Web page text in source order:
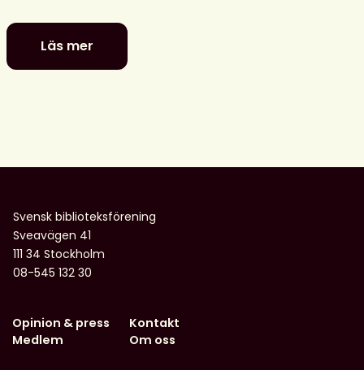
Läs mer
Digitala
dialoger:
–
och
möjligheter
för
biblioteken
Svensk biblioteksförening
Sveavägen 41
111 34 Stockholm
08-545 132 30
Opinion & press
Medlem
Kontakt
Om oss